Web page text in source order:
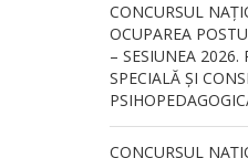
CONCURSUL
OCUPAREA
– SESIUNEA 2026.
SPECIALĂ ȘI
CONCURSUL